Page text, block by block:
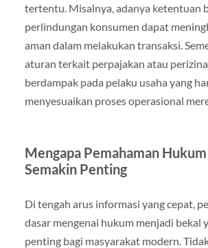
tertentu. Misalnya, adanya ketentuan
perlindungan konsumen dapat
aman dalam melakukan transaksi.
aturan terkait perpajakan atau
berdampak pada pelaku usaha yang
menyesuaikan proses operasional
Mengapa Pemahaman
Semakin Penting
Di tengah arus informasi yang cepat,
dasar mengenai hukum menjadi bekal
penting bagi masyarakat modern.